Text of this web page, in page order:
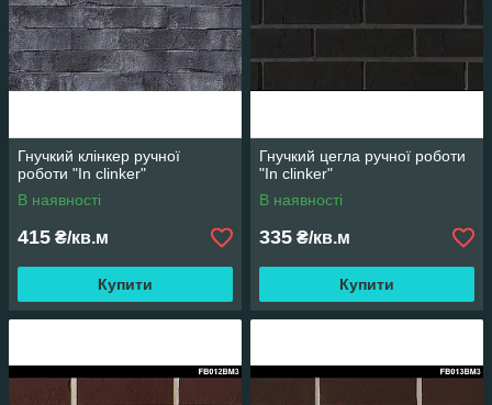
Гнучкий клінкер ручної
роботи "In clinker"
В наявності
415 ₴/кв.м
Купити
Гнучкий цегла ручної роботи
"In clinker"
В наявності
335 ₴/кв.м
Купити